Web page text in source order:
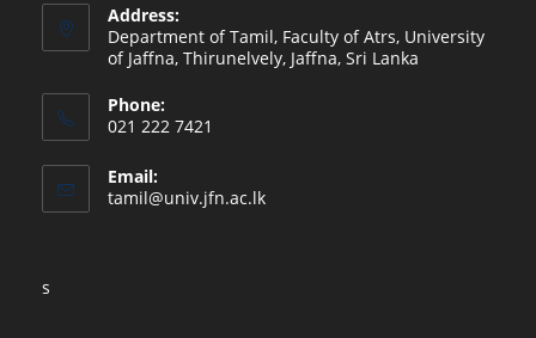
Address:
Department of Tamil, Faculty of Atrs, University
of Jaffna, Thirunelvely, Jaffna, Sri Lanka
Phone:
021 222 7421
Email:
tamil@univ.jfn.ac.lk
s